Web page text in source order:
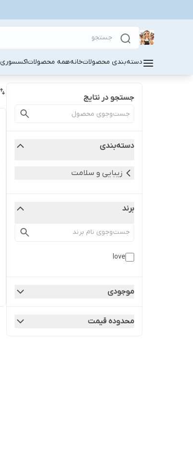
دسته‌بندی محصولاتخانههمه محصولاتاکسسوری
جستجو در نتایج
دسته‌بندی
زیبایی و سلامت
برند
love
موجودی
محدوده قیمت